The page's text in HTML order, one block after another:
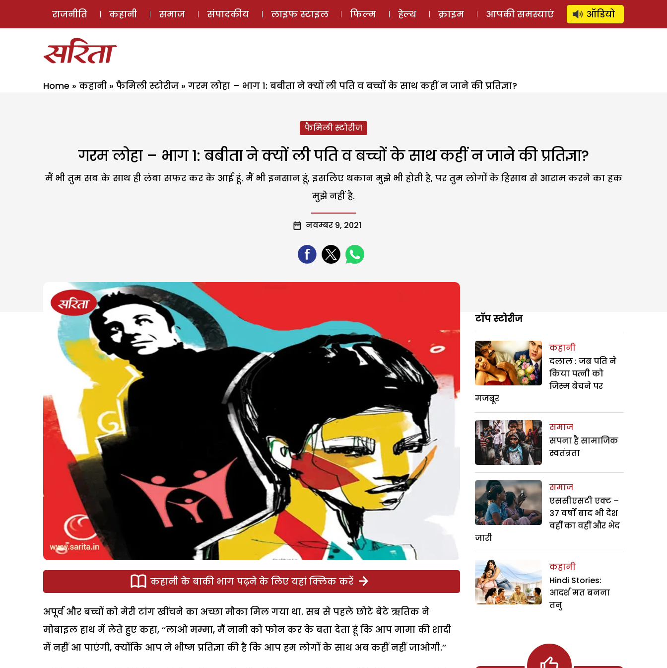
ई-मैगज़ीन ऑडियो स्टोरी लॉग इन ⚲ SUBSCRIBE
राजनीति कहानी समाज संपादकीय लाइफ स्टाइल फिल्म हेल्थ क्राइम आपकी समस्याएं ऑडियो
Home » कहानी » फैमिली स्टोरीज » गरम लोहा – भाग 1: बबीता ने क्यों ली पति व बच्चों के साथ कहीं न जाने की प्रतिज्ञा?
फैमिली स्टोरीज
गरम लोहा – भाग 1: बबीता ने क्यों ली पति व बच्चों के साथ कहीं न जाने की प्रतिज्ञा?
मैं भी तुम सब के साथ ही लंबा सफर कर के आई हूं. मैं भी इनसान हूं, इसलिए थकान मुझे भी होती है, पर तुम लोगों के हिसाब से आराम करने का हक
मुझे नहीं है.
नवम्बर 9, 2021
कहानी के बाकी भाग पढ़ने के लिए यहां क्लिक करें
अपूर्व और बच्चों को मेरी टांग खींचने का अच्छा मौका मिल गया था. सब से पहले छोटे बेटे ऋतिक ने
मोबाइल हाथ में लेते हुए कहा, ‘‘लाओ मम्मा, मैं नानी को फोन कर के बता देता हूं कि आप मामा की शादी
में नहीं आ पाएंगी, क्योंकि आप ने भीष्म प्रतिज्ञा की है कि आप हम लोगों के साथ अब कहीं नहीं जाओगी.’’
टॉप स्टोरीज
कहानी
दलाल : जब पति ने
किया पत्नी को
जिस्म बेचने पर
मजबूर
समाज
सपना है सामाजिक
स्वतंत्रता
समाज
एससीएसटी एक्ट –
37 वर्षों बाद भी देश
वहीं का वहीं और भेद
जारी
कहानी
Hindi Stories:
आदर्श मत बनना
तनु